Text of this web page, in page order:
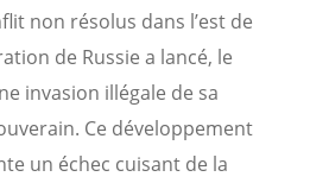
non résolus dans l’est de
de Russie a lancé, le
invasion illégale de sa
Ce développement
un échec cuisant de la